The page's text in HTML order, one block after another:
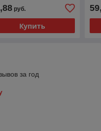
руб.
Купить
за год